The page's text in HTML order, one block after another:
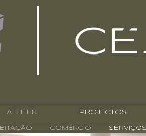
ATELIER PROJECTOS
COMÉRCIO